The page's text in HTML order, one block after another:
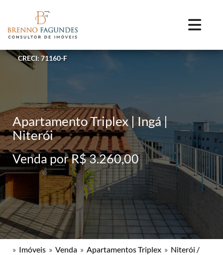
CRECI: 71160-F
Apartamento Triplex | Ingá |
Niterói
Venda por R$ 3.260,00
» Imóveis » Venda » Apartamentos Triplex » Niterói /